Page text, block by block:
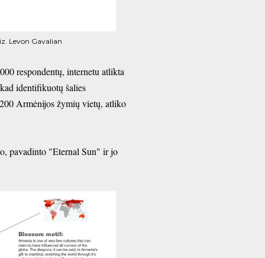
Levon Gavalian
respondentų, internetu atlikta
identifikuotų šalies
Armėnijos žymių vietų, atliko
pavadinto "Eternal Sun" ir jo